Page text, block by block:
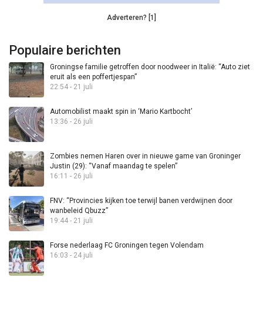
Adverteren? [1]
Populaire berichten
Groningse familie getroffen door noodweer in Italië: “Auto ziet
eruit als een poffertjespan”
22:54 - 21 juli
Automobilist maakt spin in ‘Mario Kartbocht’
13:36 - 26 juli
Zombies nemen Haren over in nieuwe game van Groninger
Justin (29): “Vanaf maandag te spelen”
16:11 - 26 juli
FNV: “Provincies kijken toe terwijl banen verdwijnen door
wanbeleid Qbuzz”
19:44 - 21 juli
Forse nederlaag FC Groningen tegen Volendam
16:03 - 24 juli